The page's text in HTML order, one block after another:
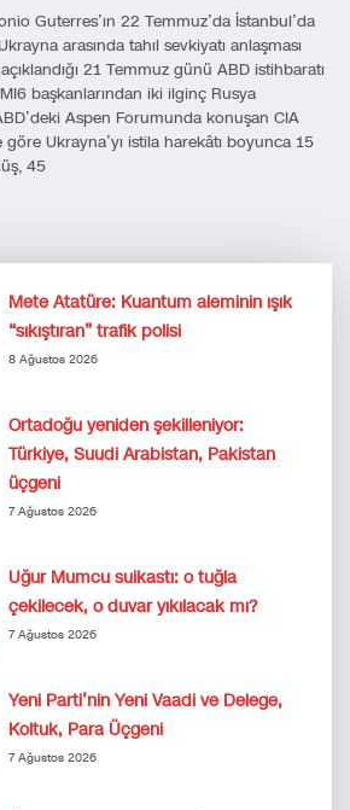
Guterres’ın 22 Temmuz’da İstanbul’da
arasında tahıl sevkiyatı anlaşması
21 Temmuz günü ABD istihbaratı
başkanlarından iki ilginç Rusya
Aspen Forumunda konuşan CIA
göre Ukrayna’yı istila harekâtı boyunca 15
45
Mete Atatüre: Kuantum aleminin ışık
“sıkıştıran” trafik polisi
8 Ağustos 2026
Ortadoğu yeniden şekilleniyor:
Türkiye, Suudi Arabistan, Pakistan
üçgeni
7 Ağustos 2026
Uğur Mumcu suikastı: o tuğla
çekilecek, o duvar yıkılacak mı?
7 Ağustos 2026
Yeni Parti’nin Yeni Vaadi ve Delege,
Koltuk, Para Üçgeni
7 Ağustos 2026